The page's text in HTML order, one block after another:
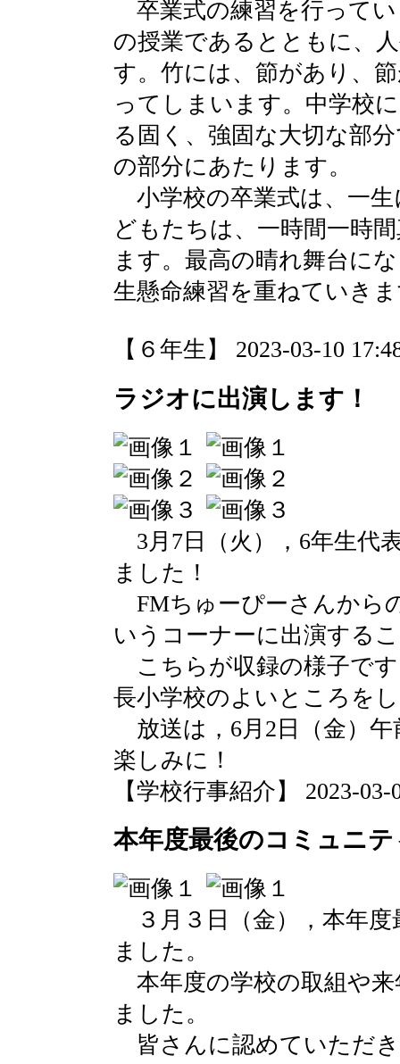
卒業式の練習を行って
の授業であるとともに、
す。竹には、節があり、
ってしまいます。中学校
る固く、強固な大切な部
の部分にあたります。
小学校の卒業式は、一
どもたちは、一時間一時
ます。最高の晴れ舞台に
生懸命練習を重ねていき
【６年生】 2023-03-10
ラジオに出演します！
3月7日（火），6年生代
ました！
FMちゅーぴーさんから
いうコーナーに出演する
こちらが収録の様子で
長小学校のよいところを
放送は，6月2日（金）
楽しみに！
【学校行事紹介】 2023-03-
本年度最後のコミュニ
３月３日（金），本年度
ました。
本年度の学校の取組や
ました。
皆さんに認めていただ